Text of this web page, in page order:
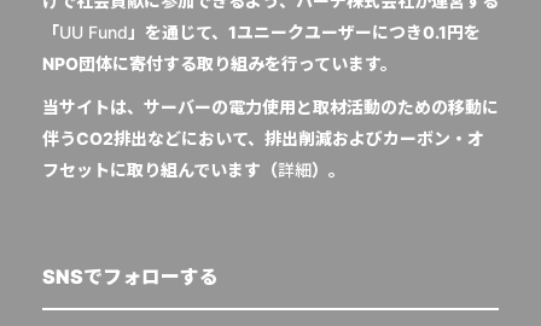
「UU Fund 」を通じて、1ユニークユーザーにつき0.1円を
NPO団体に寄付する取り組みを行っています。
当サイトは、サーバーの電力使用と取材活動のための移動に
伴うCO2排出などにおいて、排出削減およびカーボン・オ
フセットに取り組んでいます（詳細）。
SNSでフォローする